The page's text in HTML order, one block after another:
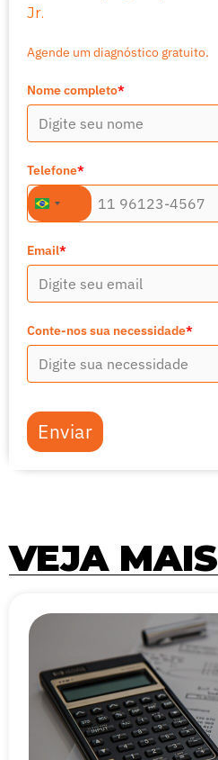
Jr.
Agende um diagnóstico gratuito.
Nome completo*
Telefone*
Brazil
+55
+55
Email*
Conte-nos sua necessidade*
Enviar
VEJA MAIS